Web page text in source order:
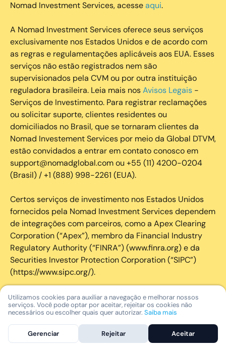
Nomad Investment Services, acesseaqui.
A Nomad Investment Services oferece seus serviços
exclusivamente nos Estados Unidos e de acordo com
as regras e regulamentações aplicáveis aos EUA. Esses
serviços não estão registrados nem são
supervisionados pela CVM ou por outra instituição
reguladora brasileira. Leia mais nosAvisos Legais -
Serviços de Investimento. Para registrar reclamações
ou solicitar suporte, clientes residentes ou
domiciliados no Brasil, que se tornaram clientes da
Nomad Investement Services por meio da Global DTVM,
estão convidados a entrar em contato conosco em
support@nomadglobal.com ou +55 (11) 4200-0204
(Brasil) / +1 (888) 998-2261 (EUA).
Certos serviços de investimento nos Estados Unidos
fornecidos pela Nomad Investment Services dependem
de integrações com parceiros, como a Apex Clearing
Corporation (“Apex”), membro da Financial Industry
Regulatory Authority (“FINRA”) (www.finra.org) e da
Securities Investor Protection Corporation (“SIPC”)
(https://www.sipc.org/).
A SIPC protege os valores mobiliários de clientes de
seus membros em até US$ 250.000,00 para
disponível mediante solicitação ou em www.sipc.org. O
SIPC não protege contra perdas de mercado e não
Utilizamos cookies para auxiliar a navegação e melhorar nossos
serviços. Você pode optar por aceitar, rejeitar os cookies não
necessários ou escolher quais quer autorizar. Saiba mais
Gerenciar Rejeitar Aceitar